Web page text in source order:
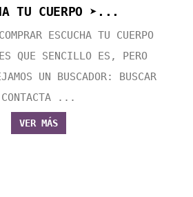
TU CUERPO ➤...
ESCUCHA TU CUERPO
QUE SENCILLO ES, PERO
UN BUSCADOR: BUSCAR
CONTACTA ...
VER MÁS